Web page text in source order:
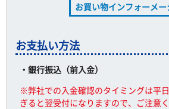
お買い物インフォーメ
お支払い方法
・銀行振込（前入金）
※弊社での入金確認のタイミングは平
ぎると翌受付になりますので、ご注意く